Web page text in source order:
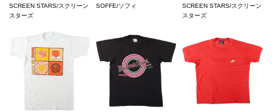
SCREEN STARS/スクリーン
スターズ
SOFFE/ソフィ
SCREEN STARS/スクリーン
スターズ